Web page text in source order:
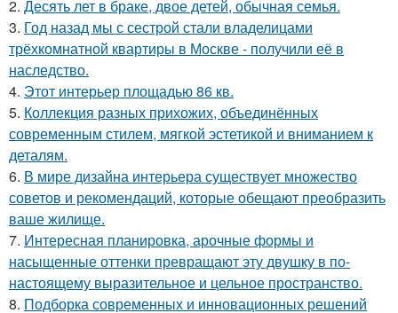
2. Десять лет в браке, двое детей, обычная семья.
3. Год назад мы с сестрой стали владелицами
трёхкомнатной квартиры в Москве - получили её в
наследство.
4. Этот интерьер площадью 86 кв.
5. Коллекция разных прихожих, объединённых
современным стилем, мягкой эстетикой и вниманием к
деталям.
6. В мире дизайна интерьера существует множество
советов и рекомендаций, которые обещают преобразить
ваше жилище.
7. Интересная планировка, арочные формы и
насыщенные оттенки превращают эту двушку в по-
настоящему выразительное и цельное пространство.
8. Подборка современных и инновационных решений